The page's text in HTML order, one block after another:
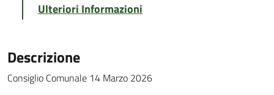
Ulteriori Informazioni
Descrizione
Consiglio Comunale 14 Marzo 2026